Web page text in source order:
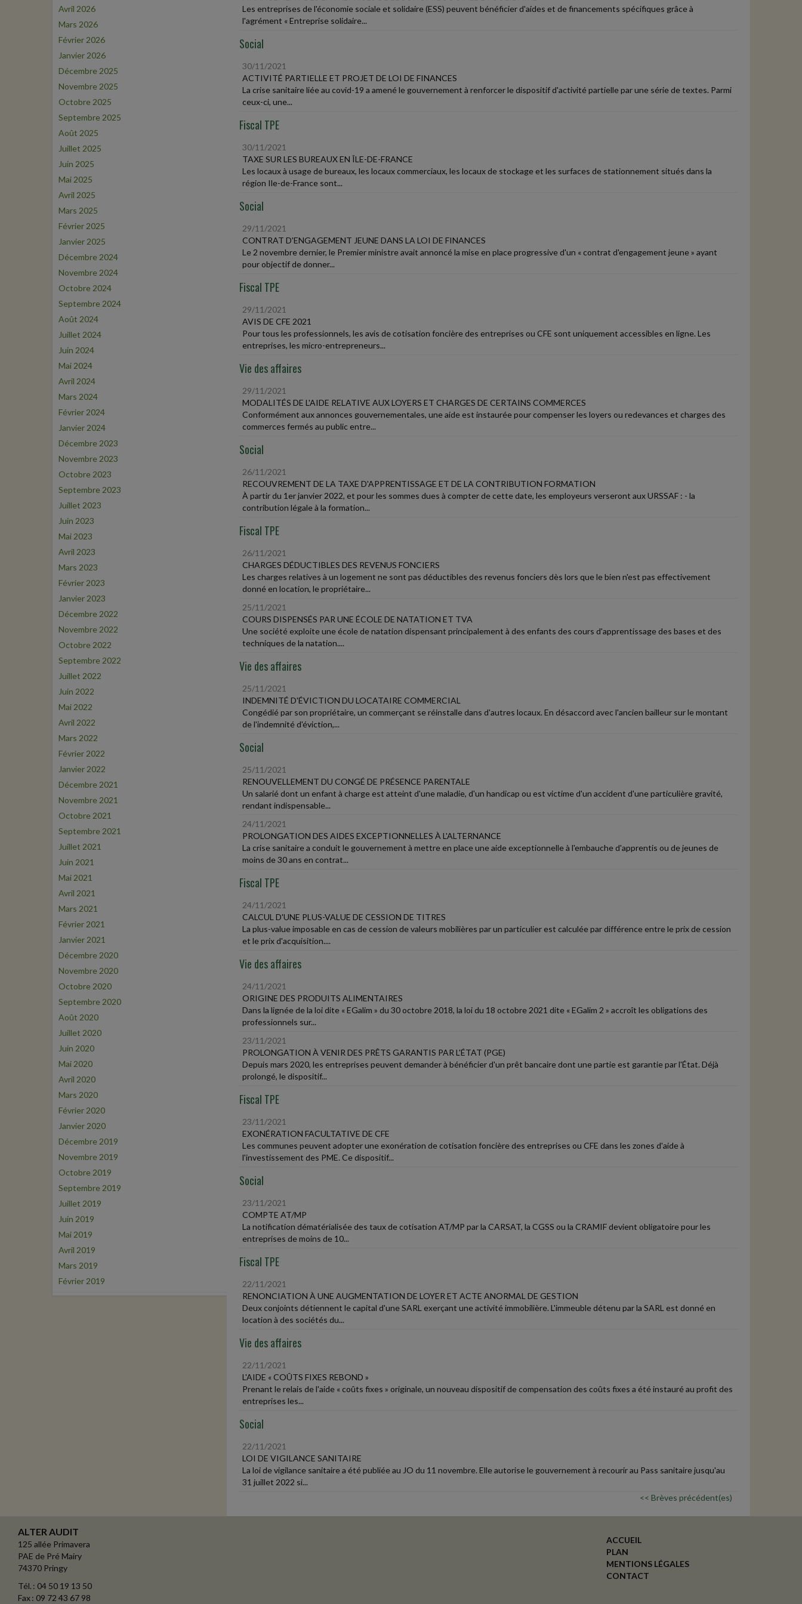
Avril 2026
Mars 2026
Février 2026
Janvier 2026
Décembre 2025
Novembre 2025
Octobre 2025
Septembre 2025
Août 2025
Juillet 2025
Juin 2025
Mai 2025
Avril 2025
Mars 2025
Février 2025
Janvier 2025
Décembre 2024
Novembre 2024
Octobre 2024
Septembre 2024
Août 2024
Juillet 2024
Juin 2024
Mai 2024
Avril 2024
Mars 2024
Février 2024
Janvier 2024
Décembre 2023
Novembre 2023
Octobre 2023
Septembre 2023
Juillet 2023
Juin 2023
Mai 2023
Avril 2023
Mars 2023
Février 2023
Janvier 2023
Décembre 2022
Novembre 2022
Octobre 2022
Septembre 2022
Juillet 2022
Juin 2022
Mai 2022
Avril 2022
Mars 2022
Février 2022
Janvier 2022
Décembre 2021
Novembre 2021
Octobre 2021
Septembre 2021
Juillet 2021
Juin 2021
Mai 2021
Avril 2021
Mars 2021
Février 2021
Janvier 2021
Décembre 2020
Novembre 2020
Octobre 2020
Septembre 2020
Août 2020
Juillet 2020
Juin 2020
Mai 2020
Avril 2020
Mars 2020
Février 2020
Janvier 2020
Décembre 2019
Novembre 2019
Octobre 2019
Septembre 2019
Juillet 2019
Juin 2019
Mai 2019
Avril 2019
Mars 2019
Février 2019
Les entreprises de l'économie sociale et solidaire (ESS) peuvent bénéficier d'aides et de financements spécifiques grâce à
l'agrément « Entreprise solidaire...
Social
30/11/2021
ACTIVITÉ PARTIELLE ET PROJET DE LOI DE FINANCES
La crise sanitaire liée au covid-19 a amené le gouvernement à renforcer le dispositif d'activité partielle par une série de textes. Parmi
ceux-ci, une...
Fiscal TPE
30/11/2021
TAXE SUR LES BUREAUX EN ÎLE-DE-FRANCE
Les locaux à usage de bureaux, les locaux commerciaux, les locaux de stockage et les surfaces de stationnement situés dans la
région Ile-de-France sont...
Social
29/11/2021
CONTRAT D'ENGAGEMENT JEUNE DANS LA LOI DE FINANCES
Le 2 novembre dernier, le Premier ministre avait annoncé la mise en place progressive d'un « contrat d'engagement jeune » ayant
pour objectif de donner...
Fiscal TPE
29/11/2021
AVIS DE CFE 2021
Pour tous les professionnels, les avis de cotisation foncière des entreprises ou CFE sont uniquement accessibles en ligne. Les
entreprises, les micro-entrepreneurs...
Vie des affaires
29/11/2021
MODALITÉS DE L'AIDE RELATIVE AUX LOYERS ET CHARGES DE CERTAINS COMMERCES
Conformément aux annonces gouvernementales, une aide est instaurée pour compenser les loyers ou redevances et charges des
commerces fermés au public entre...
Social
26/11/2021
RECOUVREMENT DE LA TAXE D'APPRENTISSAGE ET DE LA CONTRIBUTION FORMATION
À partir du 1er janvier 2022, et pour les sommes dues à compter de cette date, les employeurs verseront aux URSSAF : - la
contribution légale à la formation...
Fiscal TPE
26/11/2021
CHARGES DÉDUCTIBLES DES REVENUS FONCIERS
Les charges relatives à un logement ne sont pas déductibles des revenus fonciers dès lors que le bien n'est pas effectivement
donné en location, le propriétaire...
25/11/2021
COURS DISPENSÉS PAR UNE ÉCOLE DE NATATION ET TVA
Une société exploite une école de natation dispensant principalement à des enfants des cours d'apprentissage des bases et des
techniques de la natation....
Vie des affaires
25/11/2021
INDEMNITÉ D'ÉVICTION DU LOCATAIRE COMMERCIAL
Congédié par son propriétaire, un commerçant se réinstalle dans d'autres locaux. En désaccord avec l'ancien bailleur sur le montant
de l'indemnité d'éviction,...
Social
25/11/2021
RENOUVELLEMENT DU CONGÉ DE PRÉSENCE PARENTALE
Un salarié dont un enfant à charge est atteint d'une maladie, d'un handicap ou est victime d'un accident d'une particulière gravité,
rendant indispensable...
24/11/2021
PROLONGATION DES AIDES EXCEPTIONNELLES À L'ALTERNANCE
La crise sanitaire a conduit le gouvernement à mettre en place une aide exceptionnelle à l'embauche d'apprentis ou de jeunes de
moins de 30 ans en contrat...
Fiscal TPE
24/11/2021
CALCUL D'UNE PLUS-VALUE DE CESSION DE TITRES
La plus-value imposable en cas de cession de valeurs mobilières par un particulier est calculée par différence entre le prix de cession
et le prix d'acquisition....
Vie des affaires
24/11/2021
ORIGINE DES PRODUITS ALIMENTAIRES
Dans la lignée de la loi dite « EGalim » du 30 octobre 2018, la loi du 18 octobre 2021 dite « EGalim 2 » accroît les obligations des
professionnels sur...
23/11/2021
PROLONGATION À VENIR DES PRÊTS GARANTIS PAR L'ÉTAT (PGE)
Depuis mars 2020, les entreprises peuvent demander à bénéficier d'un prêt bancaire dont une partie est garantie par l'État. Déjà
prolongé, le dispositif...
Fiscal TPE
23/11/2021
EXONÉRATION FACULTATIVE DE CFE
Les communes peuvent adopter une exonération de cotisation foncière des entreprises ou CFE dans les zones d'aide à
l'investissement des PME. Ce dispositif...
Social
23/11/2021
COMPTE AT/MP
La notification dématérialisée des taux de cotisation AT/MP par la CARSAT, la CGSS ou la CRAMIF devient obligatoire pour les
entreprises de moins de 10...
Fiscal TPE
22/11/2021
RENONCIATION À UNE AUGMENTATION DE LOYER ET ACTE ANORMAL DE GESTION
Deux conjoints détiennent le capital d'une SARL exerçant une activité immobilière. L'immeuble détenu par la SARL est donné en
location à des sociétés du...
Vie des affaires
22/11/2021
L'AIDE « COÛTS FIXES REBOND »
Prenant le relais de l'aide « coûts fixes » originale, un nouveau dispositif de compensation des coûts fixes a été instauré au profit des
entreprises les...
Social
22/11/2021
LOI DE VIGILANCE SANITAIRE
La loi de vigilance sanitaire a été publiée au JO du 11 novembre. Elle autorise le gouvernement à recourir au Pass sanitaire jusqu'au
31 juillet 2022 si...
<< Brèves précédent(es)
ALTER AUDIT
125 allée Primavera
PAE de Pré Mairy
74370 Pringy
Tél. : 04 50 19 13 50
Fax : 09 72 43 67 98
ACCUEIL
PLAN
MENTIONS LÉGALES
CONTACT